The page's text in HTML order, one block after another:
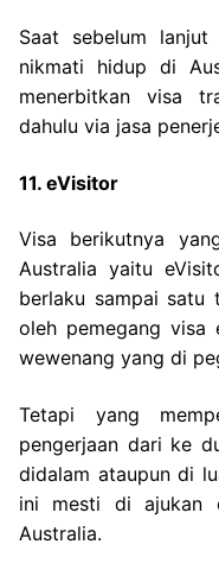
Saat sebelum lanjut
nikmati hidup di
menerbitkan visa
dahulu via jasa
11. eVisitor
Visa berikutnya
Australia yaitu
berlaku sampai satu
oleh pemegang visa
wewenang yang di
Tetapi yang
pengerjaan dari ke
didalam ataupun di
ini mesti di ajukan
Australia.